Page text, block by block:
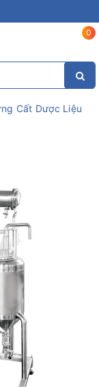
0
Cất Dược Liệu